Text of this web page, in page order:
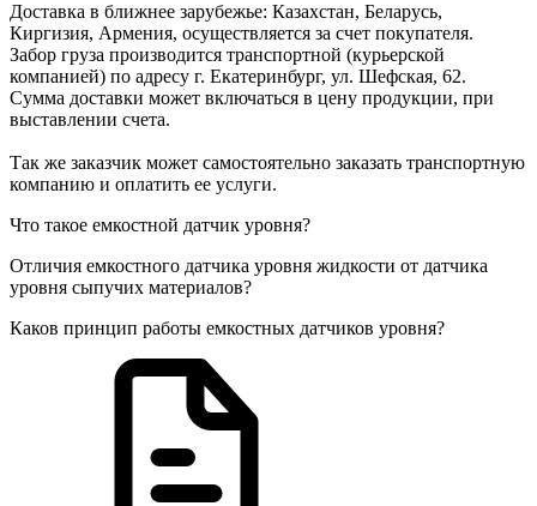
Доставка в ближнее зарубежье: Казахстан, Беларусь,
Киргизия, Армения, осуществляется за счет покупателя.
Забор груза производится транспортной (курьерской
компанией) по адресу г. Екатеринбург, ул. Шефская, 62.
Сумма доставки может включаться в цену продукции, при
выставлении счета.
Так же заказчик может самостоятельно заказать транспортную
компанию и оплатить ее услуги.
Что такое емкостной датчик уровня?
Отличия емкостного датчика уровня жидкости от датчика
уровня сыпучих материалов?
Каков принцип работы емкостных датчиков уровня?